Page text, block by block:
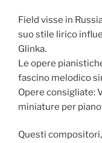
Field visse in
suo stile lirico
Glinka.
Le opere
fascino melodico
Opere consigliate:
miniature per
Questi